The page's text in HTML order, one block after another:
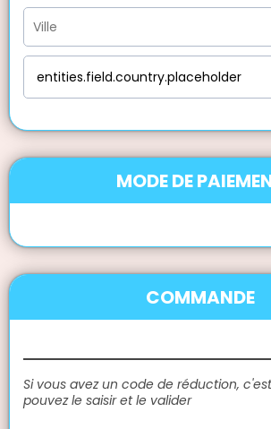
MODE DE
COMMANDE
Si vous avez un code de réduction,
pouvez le saisir et le valider